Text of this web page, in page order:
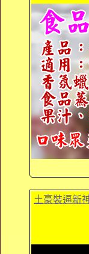
土豪裝逼新